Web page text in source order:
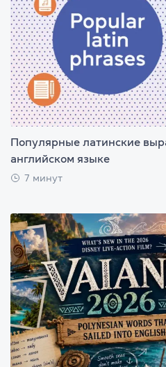
Популярные латинские
английском языке
7 минут